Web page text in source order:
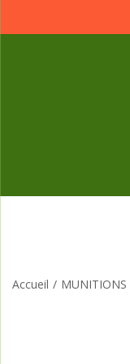
Accueil / MUNITIONS